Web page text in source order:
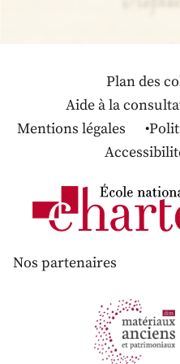
Plan des
Aide à la
Mentions légales
Nos partenaires